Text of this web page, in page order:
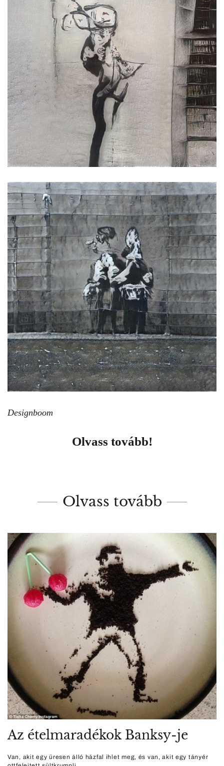
Designboom
Olvass tovább!
Olvass tovább
Az ételmaradékok Banksy-je
Van, akit egy üresen álló házfal ihlet meg, és van, akit egy tányér